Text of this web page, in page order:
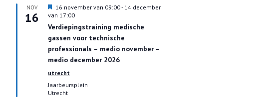
NOV
16
U
i
g
e
l
c
t
16 november van 09:00- 14 december
van 17:00
Verdiepingstraining medische
gassen voor technische
professionals – medio november –
medio december 2026
utrecht
Jaarbeursplein
Utrecht